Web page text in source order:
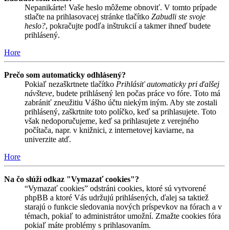
Nepanikárte! Vaše heslo môžeme obnoviť. V tomto prípade
stlačte na prihlasovacej stránke tlačítko Zabudli ste svoje
heslo?, pokračujte podľa inštrukcií a takmer ihneď budete
prihlásený.
Hore
Prečo som automaticky odhlásený?
Pokiaľ nezaškrtnete tlačítko Prihlásiť automaticky pri ďalšej
návšteve, budete prihlásený len počas práce vo fóre. Toto má
zabrániť zneužitiu Vášho účtu niekým iným. Aby ste zostali
prihlásený, zaškrtnite toto políčko, keď sa prihlasujete. Toto
však nedoporučujeme, keď sa prihlasujete z verejného
počítača, napr. v knižnici, z internetovej kaviarne, na
univerzite atď.
Hore
Na čo slúži odkaz "Vymazať cookies"?
“Vymazať cookies” odstráni cookies, ktoré sú vytvorené
phpBB a ktoré Vás udržujú prihlásených, ďalej sa taktiež
starajú o funkcie sledovania nových príspevkov na fórach a v
témach, pokiaľ to administrátor umožní. Zmažte cookies fóra
pokiaľ máte problémy s prihlasovaním.